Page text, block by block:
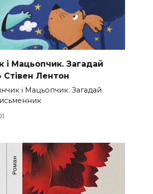
і Мацьопчик. Загадай
Стівен Лентон
і Мацьопчик. Загадай